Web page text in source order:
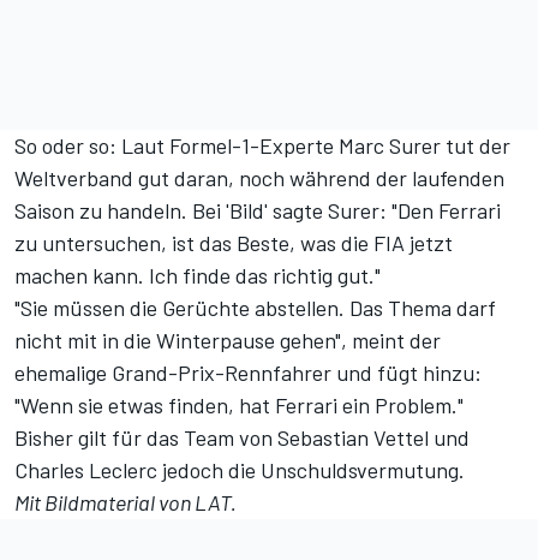
So oder so: Laut Formel-1-Experte Marc Surer tut der
Weltverband gut daran, noch während der laufenden
Saison zu handeln. Bei 'Bild' sagte Surer: "Den Ferrari
zu untersuchen, ist das Beste, was die FIA jetzt
machen kann. Ich finde das richtig gut."
"Sie müssen die Gerüchte abstellen. Das Thema darf
nicht mit in die Winterpause gehen", meint der
ehemalige Grand-Prix-Rennfahrer und fügt hinzu:
"Wenn sie etwas finden, hat Ferrari ein Problem."
Bisher gilt für das Team von Sebastian Vettel und
Charles Leclerc jedoch die Unschuldsvermutung.
Mit Bildmaterial von LAT.